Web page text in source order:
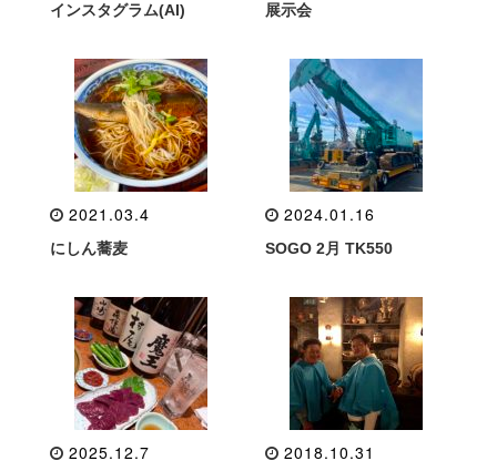
インスタグラム(AI) 展示会
2021.03.4
にしん蕎麦
2024.01.16
SOGO 2月 TK550
2025.12.7 2018.10.31